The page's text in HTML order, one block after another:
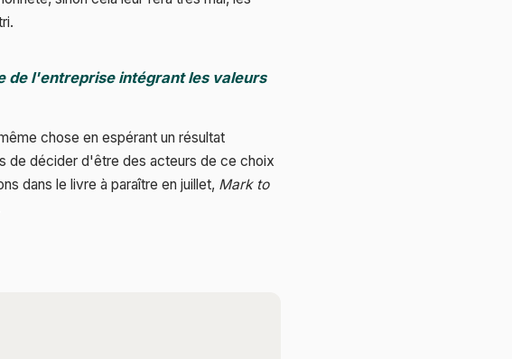
de l'entreprise intégrant les valeurs
chose en espérant un résultat
de décider d'être des acteurs de ce choix
dans le livre à paraître en juillet, Mark to